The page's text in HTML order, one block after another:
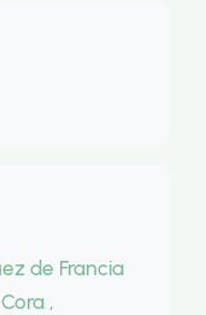
de Francia
,